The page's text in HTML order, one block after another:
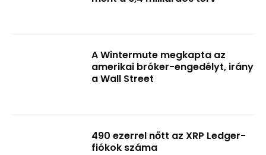
A Wintermute megkapta az
amerikai bróker-engedélyt, irány
a Wall Street
490 ezerrel nőtt az XRP Ledger-
fiókok száma